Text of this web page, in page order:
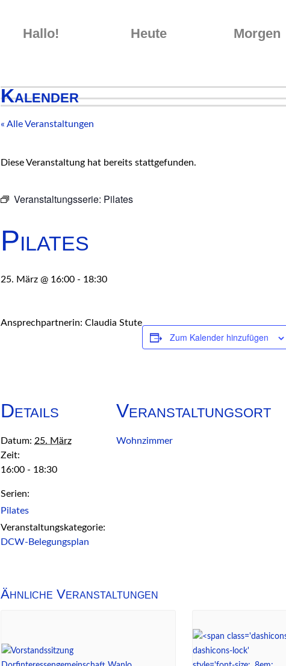
contentHallo! Heute Morgen
Kalender
« Alle Veranstaltungen
Diese Veranstaltung hat bereits stattgefunden.
Veranstaltungsserie: Pilates
Pilates
25. März @ 16:00 - 18:30
Ansprechpartnerin: Claudia Stute
Zum Kalender hinzufügen
Details
Datum: 25. März
Zeit:
16:00 - 18:30
Serien:
Pilates
Veranstaltungskategorie:
DCW-Belegungsplan
Veranstaltungsort
Wohnzimmer
Ähnliche Veranstaltungen